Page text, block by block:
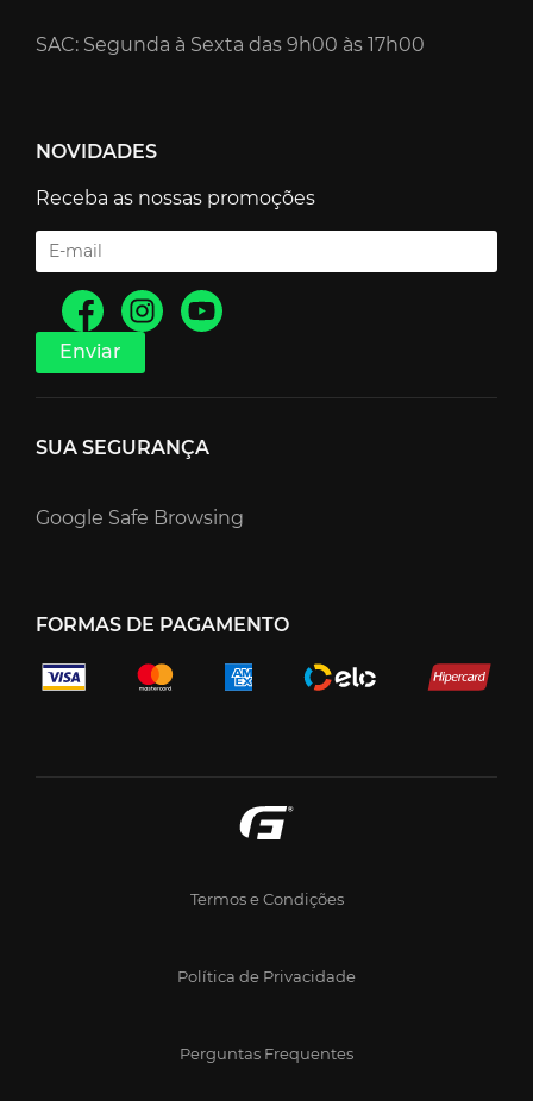
SAC: Segunda à Sexta das 9h00 às 17h00
NOVIDADES
Receba as nossas promoções
SUA SEGURANÇA
Google Safe Browsing
FORMAS DE PAGAMENTO
Termos e Condições
Política de Privacidade
Perguntas Frequentes